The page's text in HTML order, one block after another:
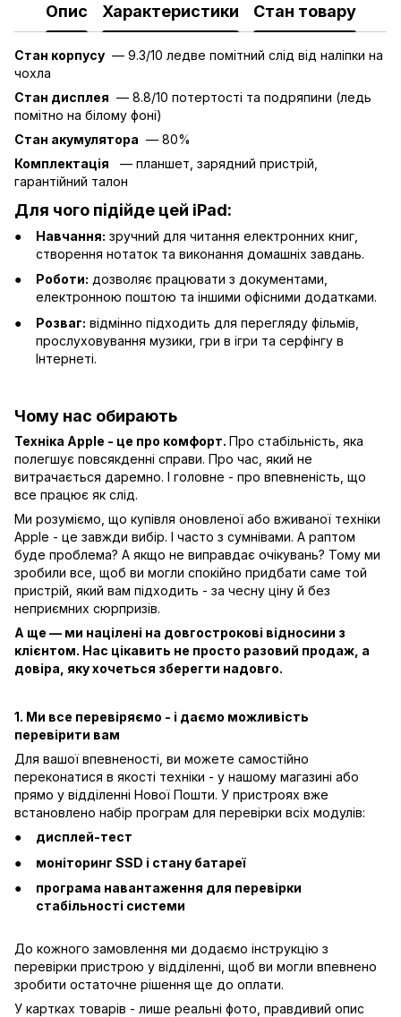
Опис Характеристики Стан товару
Стан корпусу — 9.3/10 ледве помітний слід від наліпки на
чохла
Стан дисплея — 8.8/10 потертості та подряпини (ледь
помітно на білому фоні)
Стан акумулятора — 80%
Комплектація — планшет, зарядний пристрій,
гарантійний талон
Для чого підійде цей iPad:
Навчання: зручний для читання електронних книг,
створення нотаток та виконання домашніх завдань.
Роботи: дозволяє працювати з документами,
електронною поштою та іншими офісними додатками.
Розваг: відмінно підходить для перегляду фільмів,
прослуховування музики, гри в ігри та серфінгу в
Інтернеті.
Чому нас обирають
Техніка Apple - це про комфорт. Про стабільність, яка
полегшує повсякденні справи. Про час, який не
витрачається даремно. І головне - про впевненість, що
все працює як слід.
Ми розуміємо, що купівля оновленої або вживаної техніки
Apple - це завжди вибір. І часто з сумнівами. А раптом
буде проблема? А якщо не виправдає очікувань? Тому ми
зробили все, щоб ви могли спокійно придбати саме той
пристрій, який вам підходить - за чесну ціну й без
неприємних сюрпризів.
А ще — ми націлені на довгострокові відносини з
клієнтом. Нас цікавить не просто разовий продаж, а
довіра, яку хочеться зберегти надовго.
1. Ми все перевіряємо - і даємо можливість
перевірити вам
Для вашої впевненості, ви можете самостійно
переконатися в якості техніки - у нашому магазині або
прямо у відділенні Нової Пошти. У пристроях вже
встановлено набір програм для перевірки всіх модулів:
дисплей-тест
моніторинг SSD і стану батареї
програма навантаження для перевірки
стабільності системи
До кожного замовлення ми додаємо інструкцію з
перевірки пристрою у відділенні, щоб ви могли впевнено
зробити остаточне рішення ще до оплати.
У картках товарів - лише реальні фото, правдивий опис